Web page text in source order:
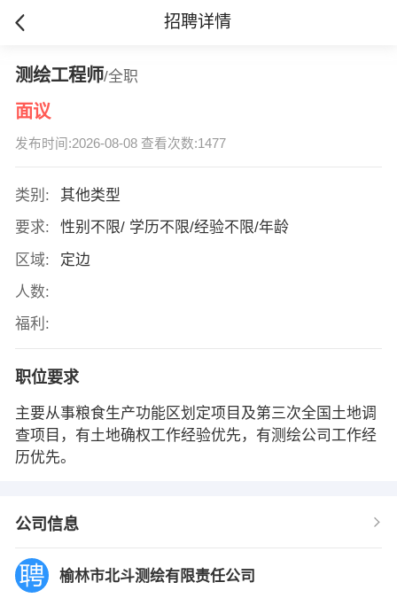
招聘详情
测绘工程师/全职
面议
发布时间:2026-08-08 查看次数:1477
类别:
其他类型
要求:
性别不限/ 学历不限/经验不限/年龄
区域:
定边
人数:
福利:
职位要求
主要从事粮食生产功能区划定项目及第三次全国土地调
查项目，有土地确权工作经验优先，有测绘公司工作经
历优先。
公司信息
榆林市北斗测绘有限责任公司